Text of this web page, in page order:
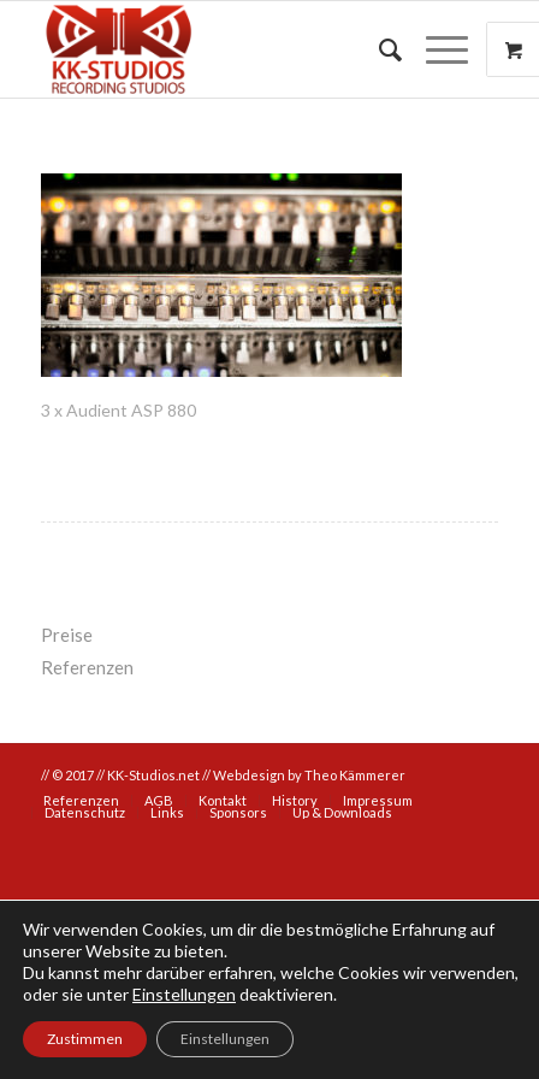
3 x Audient ASP 880
Preise
Referenzen
// © 2017 // KK-Studios.net //Webdesign by Theo Kämmerer
Referenzen
AGB Kontakt History Impressum
Datenschutz Links Sponsors Up & Downloads
Wir verwenden Cookies, um dir die bestmögliche Erfahrung auf
unserer Website zu bieten.
Du kannst mehr darüber erfahren, welche Cookies wir verwenden,
oder sie unterEinstellungen deaktivieren.
Zustimmen Einstellungen